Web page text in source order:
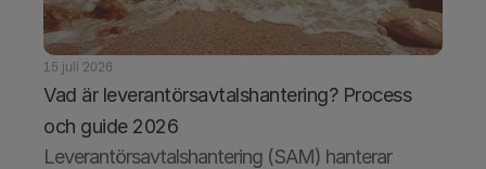
15 juli 2026
Vad är leverantörsavtalshantering? Process
och guide 2026
Leverantörsavtalshantering (SAM) hanterar